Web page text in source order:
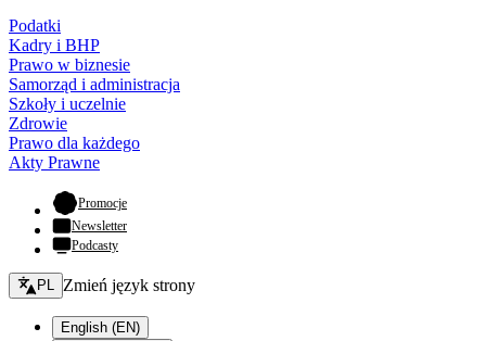
Podatki
Kadry i BHP
Prawo w biznesie
Samorząd i administracja
Szkoły i uczelnie
Zdrowie
Prawo dla każdego
Akty Prawne
Promocje- otwiera się w nowej karcie
Newsletter
Podcasty
Zmień język - bieżący:
PL Zmień język strony
English (EN)